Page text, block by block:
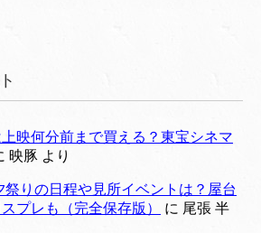
映何分前まで買える？東宝シネマ
映豚 より
祭りの日程や見所イベントは？屋台
プレも（完全保存版）
に 尾張 半